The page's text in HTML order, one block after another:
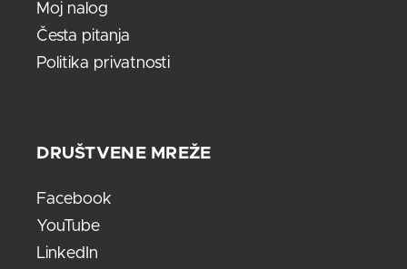
Moj nalog
Česta pitanja
Politika privatnosti
DRUŠTVENE MREŽE
Facebook
YouTube
LinkedIn